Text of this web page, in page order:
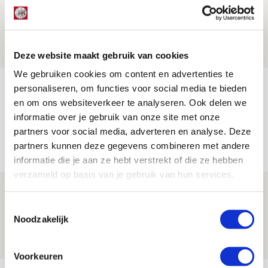
Deze website maakt gebruik van cookies
We gebruiken cookies om content en advertenties te
personaliseren, om functies voor social media te bieden
en om ons websiteverkeer te analyseren. Ook delen we
informatie over je gebruik van onze site met onze
partners voor social media, adverteren en analyse. Deze
partners kunnen deze gegevens combineren met andere
informatie die je aan ze hebt verstrekt of die ze hebben
verzameld op basis van je gebruik van hun services.
Noodzakelijk
Voorkeuren
mijn hoofd spoken’
Míchel geeft blessure-update en
spreekt over Godts, Baas en
aanwinsten
07 AUGUSTUS 2026 - 14:13
Volop enthousiasme in fotoverslag van
07 AUGUSTUS 2026 - 09:00